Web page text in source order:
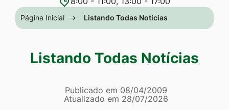
menu
[alt+2]
para
SocialSocialSocial
Seção
do
principal
Página Inicial Listando Todas Notícias
Listando Todas Notícias
Página Listando Todas
Informações
Publicado em 08/04/2009
Atualizado em 28/07/2026